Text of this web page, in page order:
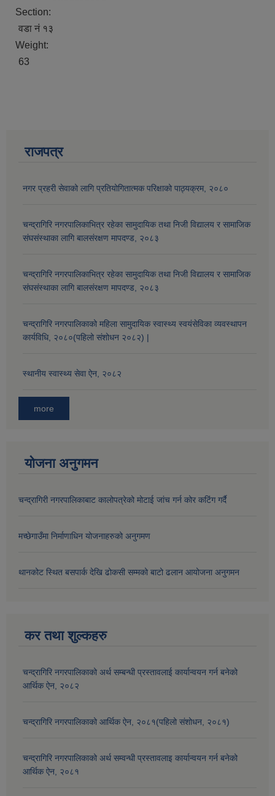
Section:
वडा नं १३
Weight:
63
राजपत्र
नगर प्रहरी सेवाको लागि प्रतियोगितात्मक परिक्षाको पाठ्यक्रम, २०८०
चन्द्रागिरि नगरपालिकाभित्र रहेका सामुदायिक तथा निजी विद्यालय र सामाजिक
संघसंस्थाका लागि बालसंरक्षण मापदण्ड, २०८३
चन्द्रागिरि नगरपालिकाभित्र रहेका सामुदायिक तथा निजी विद्यालय र सामाजिक
संघसंस्थाका लागि बालसंरक्षण मापदण्ड, २०८३
चन्द्रागिरि नगरपालिकाको महिला सामुदायिक स्वास्थ्य स्वयंसेविका व्यवस्थापन
कार्यविधि, २०८०(पहिलो संशोधन २०८२) |
स्थानीय स्वास्थ्य सेवा ऐन, २०८२
more
योजना अनुगमन
चन्द्रागिरी नगरपालिकाबाट कालोपत्रेको मोटाई जांच गर्न कोर कटिंग गर्दै
मच्छेगाउँमा निर्माणाधिन योजनाहरुको अनुगमण
थानकोट स्थित बसपार्क देखि ढोकसी सम्मको बाटो ढलान आयोजना अनुगमन
कर तथा शुल्कहरु
चन्द्रागिरि नगरपालिकाको अर्थ सम्बन्धी प्रस्तावलाई कार्यान्वयन गर्न बनेको
आर्थिक ऐन, २०८२
चन्द्रागिरि नगरपालिकाको आर्थिक ऐन, २०८१(पहिलो संशोधन, २०८१)
चन्द्रागिरि नगरपालिकाको अर्थ सम्वन्धी प्रस्तावलाइ कार्यान्वयन गर्न बनेको
आर्थिक ऐन, २०८१